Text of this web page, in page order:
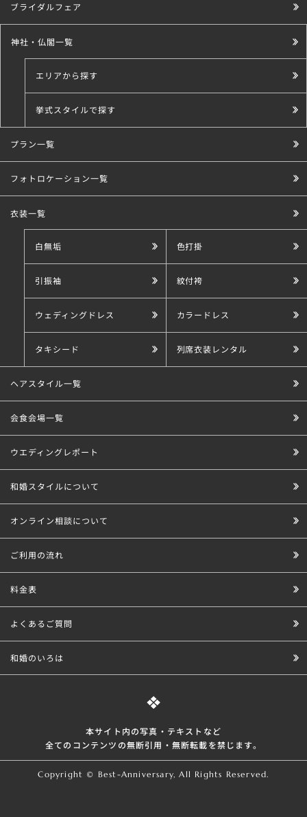
ブライダルフェア
神社・仏閣一覧
エリアから探す
挙式スタイルで探す
こだわり条件で探す
プラン一覧
フォトロケーション一覧
衣装一覧
白無垢 色打掛
引振袖 紋付袴
ウェディングドレス カラードレス
タキシード 列席衣装レンタル
ヘアスタイル一覧
会食会場一覧
ウエディングレポート
和婚スタイルについて
オンライン相談について
ご利用の流れ
料金表
よくあるご質問
和婚のいろは
本サイト内の写真・テキストなど
全てのコンテンツの無断引⽤・無断転載を禁じます。
Copyright © Best-Anniversary, All Rights Reserved.